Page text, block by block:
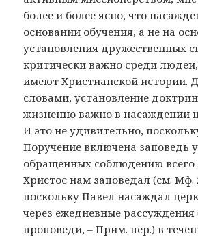
более и более ясно, что
основании обучения, а не на
установления дружественных
критически важно среди
имеют Христианской истории.
словами, установление
жизненно важно в насаждении
И это не удивительно,
Поручение включена заповедь
обращенных соблюдению всего
Христос нам заповедал (см. Мф.
поскольку Павел насаждал
через ежедневные рассуждения
проповеди, – Прим. пер.) в